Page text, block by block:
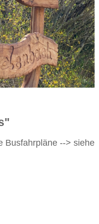
Busfahrpläne --> siehe